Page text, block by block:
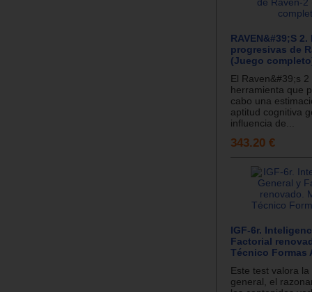
RAVEN&#39;S
progresivas de
(Juego
El Raven&#39;s
herramienta que
cabo una
aptitud cognitiva
influencia de...
343.20 €
IGF-6r.
Factorial
Técnico Formas
Este test valora
general, el